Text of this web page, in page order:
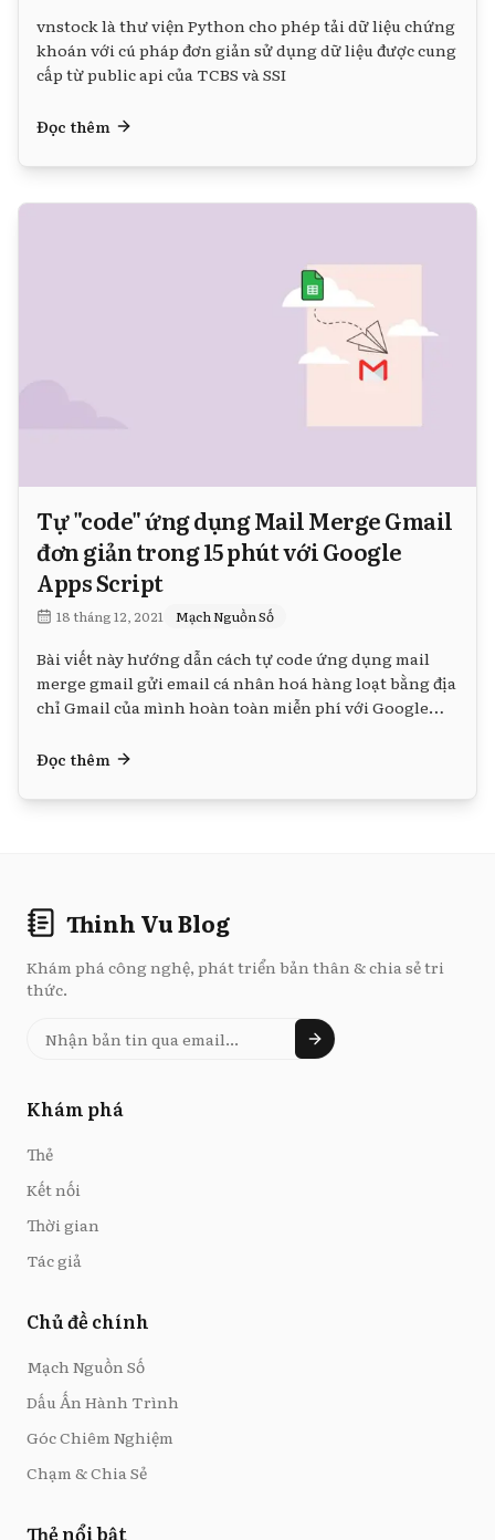
vnstock là thư viện Python cho phép tải dữ liệu chứng
khoán với cú pháp đơn giản sử dụng dữ liệu được cung
cấp từ public api của TCBS và SSI
Đọc thêm
Tự "code" ứng dụng Mail Merge Gmail
đơn giản trong 15 phút với Google
Apps Script
18 tháng 12, 2021 Mạch Nguồn Số
Bài viết này hướng dẫn cách tự code ứng dụng mail
merge gmail gửi email cá nhân hoá hàng loạt bằng địa
chỉ Gmail của mình hoàn toàn miễn phí với Google
Đọc thêm
Thinh Vu Blog
Khám phá công nghệ, phát triển bản thân & chia sẻ tri
thức.
Khám phá
Thẻ
Kết nối
Thời gian
Tác giả
Chủ đề chính
Mạch Nguồn Số
Dấu Ấn Hành Trình
Góc Chiêm Nghiệm
Chạm & Chia Sẻ
Thẻ nổi bật